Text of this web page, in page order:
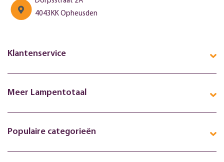
4043KK Opheusden
Klantenservice
Meer Lampentotaal
Populaire categorieën